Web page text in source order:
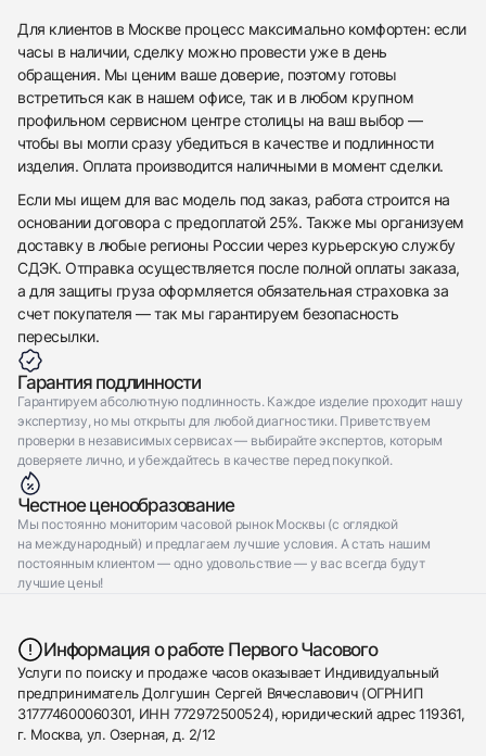
Для клиентов в Москве процесс максимально комфортен: если
часы в наличии, сделку можно провести уже в день
обращения. Мы ценим ваше доверие, поэтому готовы
встретиться как в нашем офисе, так и в любом крупном
профильном сервисном центре столицы на ваш выбор —
чтобы вы могли сразу убедиться в качестве и подлинности
изделия. Оплата производится наличными в момент сделки.
Если мы ищем для вас модель под заказ, работа строится на
основании договора с предоплатой 25%. Также мы организуем
доставку в любые регионы России через курьерскую службу
СДЭК. Отправка осуществляется после полной оплаты заказа,
а для защиты груза оформляется обязательная страховка за
счет покупателя — так мы гарантируем безопасность
пересылки.
Гарантия подлинности
Гарантируем абсолютную подлинность. Каждое изделие проходит нашу
экспертизу, но мы открыты для любой диагностики. Приветствуем
проверки в независимых сервисах — выбирайте экспертов, которым
доверяете лично, и убеждайтесь в качестве перед покупкой.
Честное ценообразование
Мы постоянно мониторим часовой рынок Москвы (с оглядкой
на международный) и предлагаем лучшие условия. А стать нашим
постоянным клиентом — одно удовольствие — у вас всегда будут
лучшие цены!
Информация о работе Первого Часового
Услуги по поиску и продаже часов оказывает Индивидуальный
предприниматель Долгушин Сергей Вячеславович (ОГРНИП
317774600060301, ИНН 772972500524), юридический адрес 119361,
г. Москва, ул. Озерная, д. 2/12
Отправить заявку
Приложите фото ваших часов…
Отправить заявку